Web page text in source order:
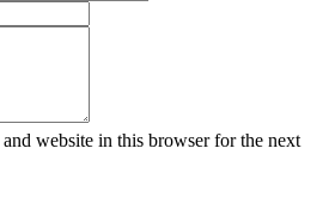
website in this browser for the next